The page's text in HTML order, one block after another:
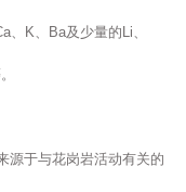
K、Ba及少量的Li、
于与花岗岩活动有关的